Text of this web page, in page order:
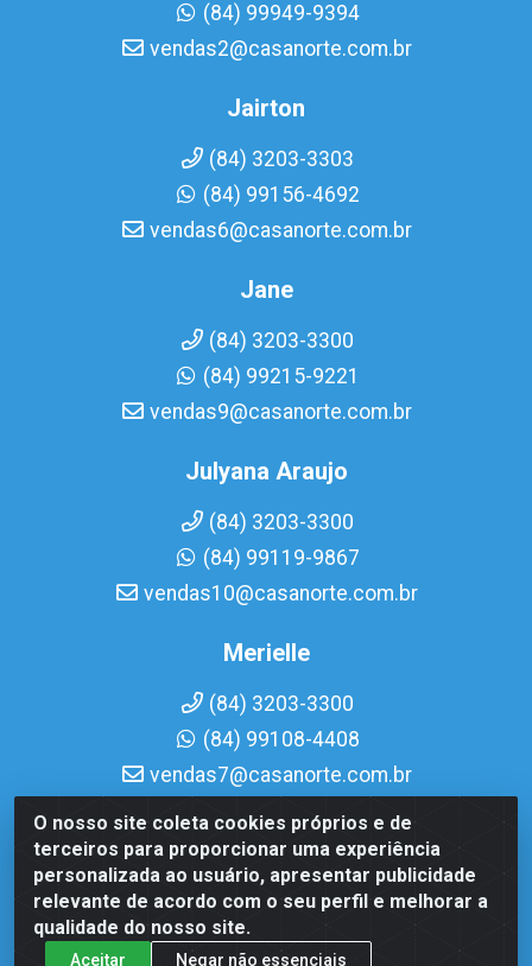
O nosso site coleta cookies próprios e de
terceiros para proporcionar uma experiência
personalizada ao usuário, apresentar publicidade
relevante de acordo com o seu perfil e melhorar a
qualidade do nosso site.
Aceitar Negar não essenciais
(84) 99949-9394
vendas2@casanorte.com.br
Jairton
(84) 3203-3303
(84) 99156-4692
vendas6@casanorte.com.br
Jane
(84) 3203-3300
(84) 99215-9221
vendas9@casanorte.com.br
Julyana Araujo
(84) 3203-3300
(84) 99119-9867
vendas10@casanorte.com.br
Merielle
(84) 3203-3300
(84) 99108-4408
vendas7@casanorte.com.br
Casa Norte LTDA - Av. Interventor Mário Câmara, 1815 -
Dix-Sept Rosado, Natal/RN - CEP 59054-600 - CNPJ
08.713.513/0001-51